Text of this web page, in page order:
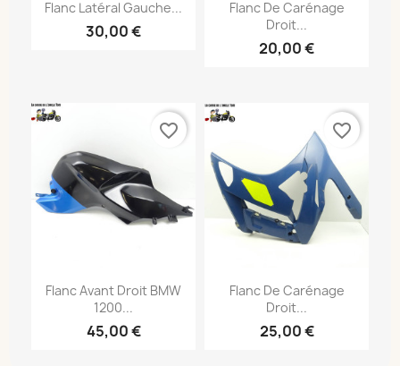
Flanc Latéral Gauche...
30,00 €
Flanc De Carénage
Droit...
20,00 €
Flanc Avant Droit BMW
1200...
45,00 €
favorite_border
Flanc De Carénage
Droit...
25,00 €
favorite_border